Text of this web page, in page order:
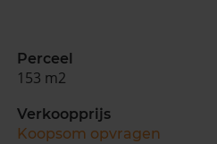
Perceel
153 m2
Verkoopprijs
Koopsom opvragen